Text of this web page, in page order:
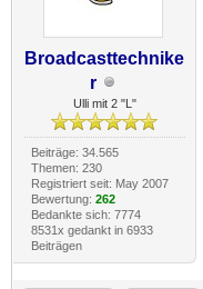
Broadcasttechnike
r
Ulli mit 2 "L"
Beiträge: 34.565
Themen: 230
Registriert seit: May 2007
Bewertung: 262
Bedankte sich: 7774
8531x gedankt in 6933
Beiträgen